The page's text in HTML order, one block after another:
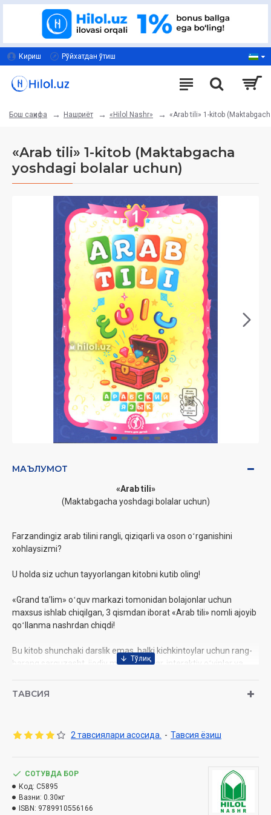
Кириш Рўйхатдан ўтиш
Бош саҳифа Нашриёт «Hilol Nashr» «Arab tili» 1-kitob
«Arab tili» 1-kitob (Maktabgacha
yoshdagi bolalar uchun)
МАЪЛУМОТ
«Arab tili»
(Maktabgacha yoshdagi bolalar uchun)
Farzandingiz arab tilini rangli, qiziqarli va oson oʻrganishini
xohlaysizmi?
U holda siz uchun tayyorlangan kitobni kutib oling!
«Grand taʼlim» oʻquv markazi tomonidan bolajonlar uchun
maxsus ishlab chiqilgan, 3 qismdan iborat «Arab tili» nomli ajoyib
qoʻllanma nashrdan chiqdi!
Bu kitob shunchaki darslik emas, balki kichkintoylar uchun rang-
barang sarguzasht, ijodiy mashgʻulotlar, interaktiv oʻyinlar va
soʻzlar, ularning oʻzbekcha va ruscha tarjimalari, arabcha
darsliklarga yoʻllanma (QR-kod orqali);
- Bolajonlarning ijodiy va mantiqiy fikrlashlarini boyitish,
rivojlantirish uchun har bir betda boʻyagichlar (raskraska), turli
ТАВСИЯ
2 тавсиялари асосида. - Тавсия ёзиш
СОТУВДА БОР
Код: C5895
Вазни: 0.30кг
ISBN: 9789910556166